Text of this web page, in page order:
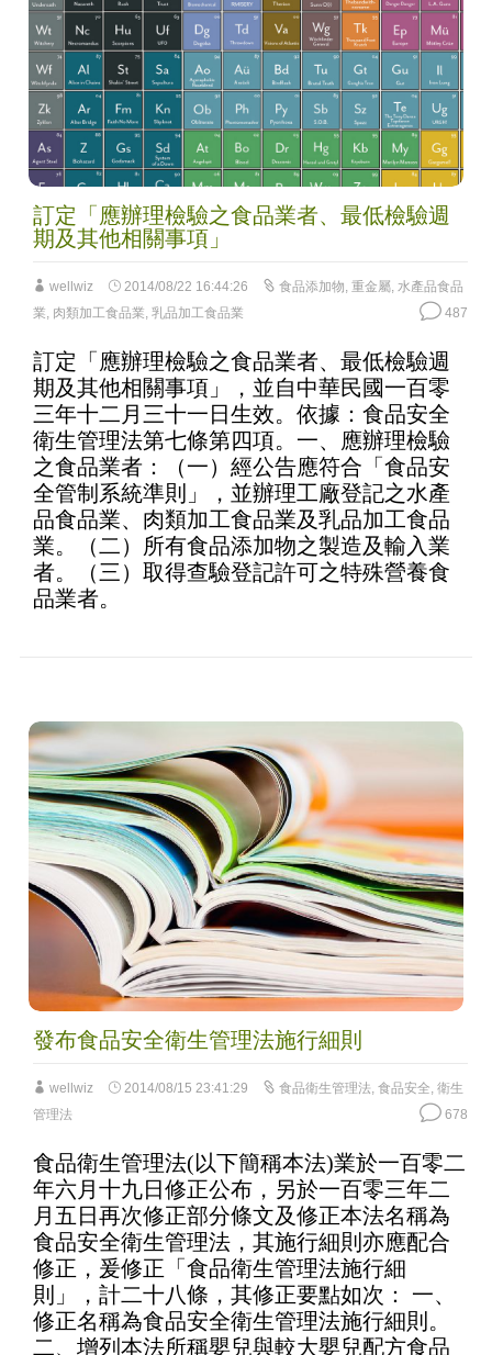
訂定「應辦理檢驗之食品業者、最低檢驗週
期及其他相關事項」
wellwiz 2014/08/22 16:44:26 食品添加物, 重金屬, 水產品食品
業, 肉類加工食品業, 乳品加工食品業 487
訂定「應辦理檢驗之食品業者、最低檢驗週
期及其他相關事項」，並自中華民國一百零
三年十二月三十一日生效。依據：食品安全
衛生管理法第七條第四項。一、應辦理檢驗
之食品業者：（一）經公告應符合「食品安
全管制系統準則」，並辦理工廠登記之水產
品食品業、肉類加工食品業及乳品加工食品
業。（二）所有食品添加物之製造及輸入業
者。（三）取得查驗登記許可之特殊營養食
品業者。
發布食品安全衛生管理法施行細則
wellwiz 2014/08/15 23:41:29 食品衛生管理法, 食品安全, 衛生
管理法
678
食品衛生管理法(以下簡稱本法)業於一百零二
年六月十九日修正公布，另於一百零三年二
月五日再次修正部分條文及修正本法名稱為
食品安全衛生管理法，其施行細則亦應配合
修正，爰修正「食品衛生管理法施行細
則」，計二十八條，其修正要點如次： 一、
修正名稱為食品安全衛生管理法施行細則。
二、增列本法所稱嬰兒與較大嬰兒配方食品